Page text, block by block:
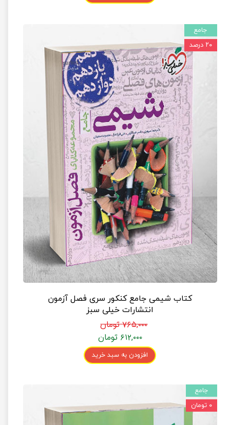
کتاب شیمی جامع کنکور سری فصل آزمون
انتشارات خیلی سبز
۷۶۵,۰۰۰ تومان
۶۱۲,۰۰۰ تومان
افزودن به سبد خرید
جامع
۲۰ درصد
جامع
۰ تومان